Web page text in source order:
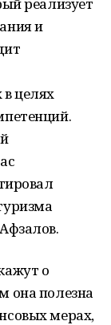
и
целях
о
она полезна
мерах,